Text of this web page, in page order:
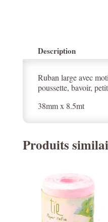
Description
Ruban large avec
poussette, bavoir,
38mm x 8.5mt
Produits